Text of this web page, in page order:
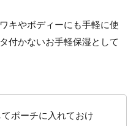
キやボディーにも手軽に使
付かないお手軽保湿として
ポーチに入れておけ